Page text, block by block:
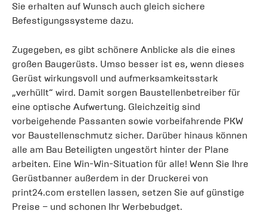
Sie erhalten auf Wunsch auch gleich sichere
Befestigungssysteme dazu.
Zugegeben, es gibt schönere Anblicke als die eines
großen Baugerüsts. Umso besser ist es, wenn dieses
Gerüst wirkungsvoll und aufmerksamkeitsstark
„verhüllt“ wird. Damit sorgen Baustellenbetreiber für
eine optische Aufwertung. Gleichzeitig sind
vorbeigehende Passanten sowie vorbeifahrende PKW
vor Baustellenschmutz sicher. Darüber hinaus können
alle am Bau Beteiligten ungestört hinter der Plane
arbeiten. Eine Win-Win-Situation für alle! Wenn Sie Ihre
Gerüstbanner außerdem in der Druckerei von
print24.com erstellen lassen, setzen Sie auf günstige
Preise – und schonen Ihr Werbebudget.